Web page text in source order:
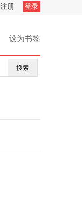
注册 登录
设为书签
搜索